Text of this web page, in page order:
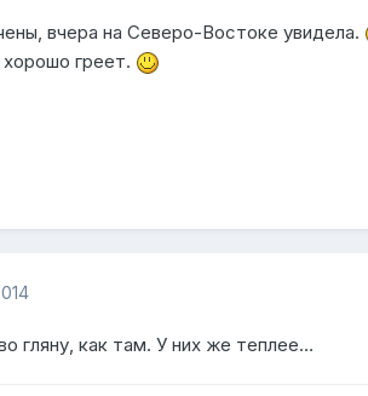
вчера на Северо-Востоке увидела.
греет.
гляну, как там. У них же теплее…